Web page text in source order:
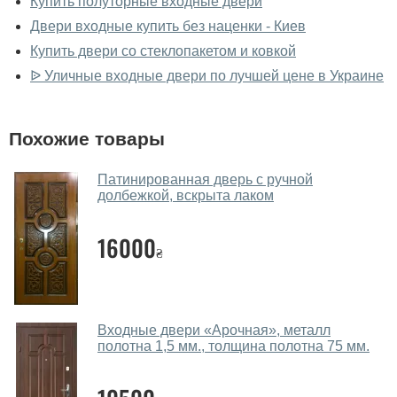
У вас большой магазин?
Да, у нас большой выбор межкомнатных и входных
Да. Мы консультируем покупателей по телефону
через мессенджеры, онлайн чат или непосредственно
в нашем салоне-магазине.
Какие уличные двери посоветуете?
Наши рекомендации зависят от необходимых
Подбор уличных дверей ведется индивидуально для
каждого посетителя.
Замеры дверей делаете?
Двери входные купить без наценки - Киев
Купить двери со стеклопакетом и ковкой
ᐉ Уличные входные двери по лучшей цене в Украине
Похожие товары
Патинированная дверь с ручной
долбежкой, вскрыта лаком
16000₴
Входные двери «Арочная», металл
полотна 1,5 мм., толщина полотна 75 мм.